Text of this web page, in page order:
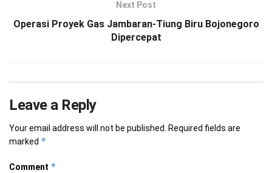
Next Post
Operasi Proyek Gas Jambaran-Tiung Biru Bojonegoro
Dipercepat
Leave a Reply
Your email address will not be published.
Required fields are
marked *
Comment *